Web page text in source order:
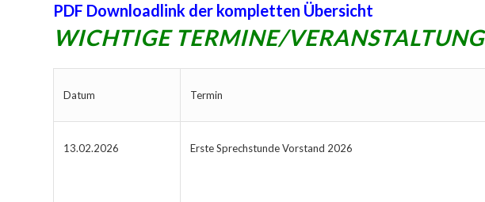
PDF Downloadlink der kompletten Übersicht
WICHTIGE TERMINE/
Datum Termin
13.02.2026 Erste Sprechstunde Vorstand 2026